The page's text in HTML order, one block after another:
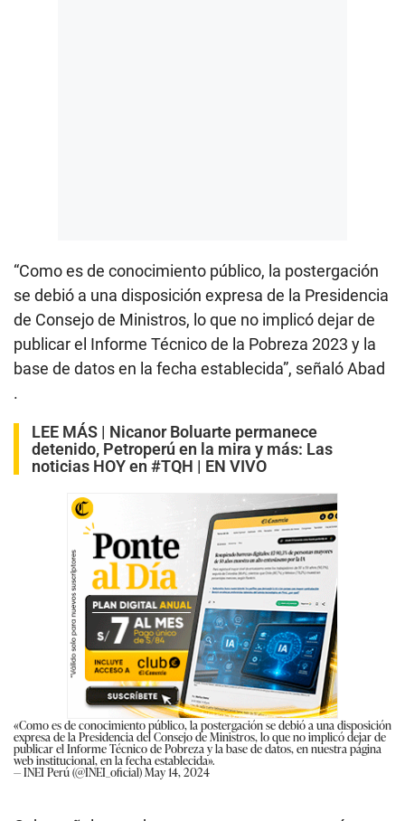
“Como es de conocimiento público, la postergación
se debió a una disposición expresa de la Presidencia
de Consejo de Ministros, lo que no implicó dejar de
publicar el Informe Técnico de la Pobreza 2023 y la
base de datos en la fecha establecida”, señaló Abad
.
LEE MÁS | Nicanor Boluarte permanece
detenido, Petroperú en la mira y más: Las
noticias HOY en #TQH | EN VIVO
«Como es de conocimiento público, la postergación se debió a una disposición
expresa de la Presidencia del Consejo de Ministros, lo que no implicó dejar de
publicar el Informe Técnico de Pobreza y la base de datos, en nuestra página
web institucional, en la fecha establecida».
— INEI Perú (@INEI_oficial)May 14, 2024